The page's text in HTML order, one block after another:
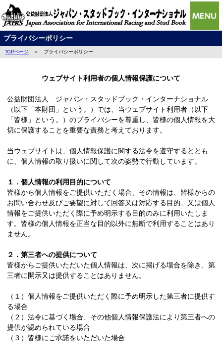
プライバシーポリシー
TOPページ ＞ プライバシーポリシー
ウェブサイト利用者の個人情報保護について
公益財団法人 ジャパン・スタッドブック・インターナショナル
（以下「本財団」という。）では、当ウェブサイト利用者（以下
「皆様」という。）のプライバシーを尊重し、皆様の個人情報を大
切に保護することを重要な責務と考えております。
当ウェブサイトは、個人情報保護に関する法令を遵守するととも
に、個人情報の取り扱いに関して次の姿勢で行動しています。
１．個人情報の利用目的について
皆様から個人情報をご提供いただく場合、その情報は、皆様からの
お問い合わせ及びご要望に対して回答又は対応する目的、又は個人
情報をご提供いただく際に予め明示する目的のみに利用いたしま
す。皆様の個人情報を正当な目的以外に無断で利用することはあり
ません。
２．第三者への提供について
皆様からご提供いただいた個人情報は、次に掲げる場合を除き、第
三者に開示又は提供することはありません。
（１）個人情報をご提供いただく際に予め明示した第三者に提供す
る場合
（２）法令に基づく場合、その他個人情報保護法により第三者への
提供が認められている場合
（３）皆様にご承諾をいただいた場合